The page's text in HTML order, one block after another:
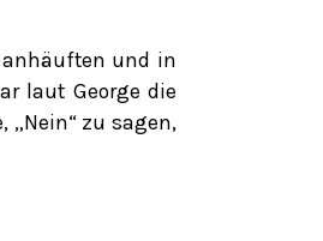
anhäuften und in
laut George die
„Nein“ zu sagen,